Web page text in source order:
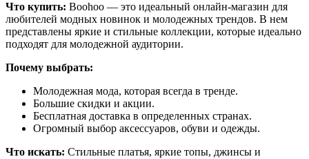
Что купить: Boohoo — это идеальный онлайн-магазин для
любителей модных новинок и молодежных трендов. В нем
представлены яркие и стильные коллекции, которые идеально
подходят для молодежной аудитории.
Почему выбрать:
Молодежная мода, которая всегда в тренде.
Большие скидки и акции.
Бесплатная доставка в определенных странах.
Огромный выбор аксессуаров, обуви и одежды.
Что искать: Стильные платья, яркие топы, джинсы и